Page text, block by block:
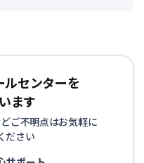
ルセンターを
ます
ご不明点はお気軽に
ださい